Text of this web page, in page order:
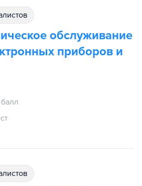
обслуживание
приборов и